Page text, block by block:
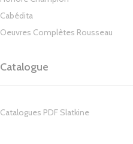
Cabédita
Oeuvres Complètes Rousseau
Catalogue
Catalogues PDF Slatkine